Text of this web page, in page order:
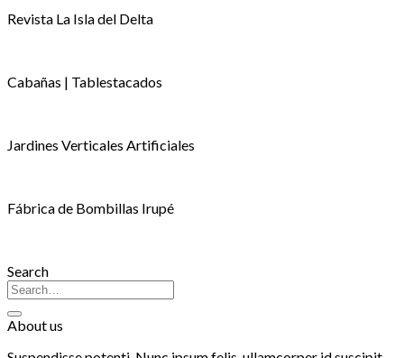
Revista La Isla del Delta
Cabañas | Tablestacados
Jardines Verticales Artificiales
Fábrica de Bombillas Irupé
Search
About us